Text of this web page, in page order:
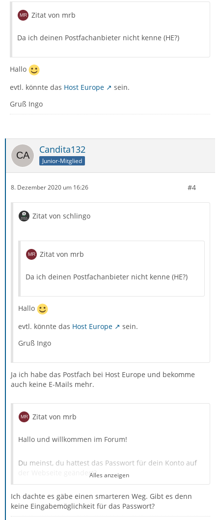
Zitat von mrb
Da ich deinen Postfachanbieter nicht kenne (HE?)
Hallo
evtl. könnte das Host Europe
sein.
Gruß Ingo
Candita132
Junior-Mitglied
8. Dezember 2020 um 16:26 #4
Zitat von schlingo
Zitat von mrb
Da ich deinen Postfachanbieter nicht kenne (HE?)
Hallo
evtl. könnte das Host Europe
sein.
Gruß Ingo
Ja ich habe das Postfach bei Host Europe und bekomme
auch keine E-Mails mehr.
Zitat von mrb
Hallo und willkommen im Forum!
Du meinst, du hattest das Passwort für dein Konto auf
der Webseite geändert?
Dann dürftest du keine Mails in Thunderbird abrufen
dürfen, solange du das Passwort nicht geändert hast.
Alles anzeigen
Ich dachte es gäbe einen smarteren Weg. Gibt es denn
keine Eingabemöglichkeit für das Passwort?